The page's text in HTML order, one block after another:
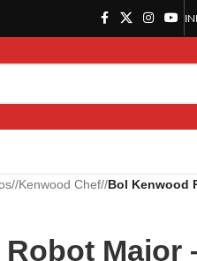
/ Kenwood Chef/ Bol Kenwood
Major